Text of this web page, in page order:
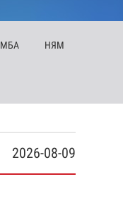
МБА НЯМ
2026-08-09